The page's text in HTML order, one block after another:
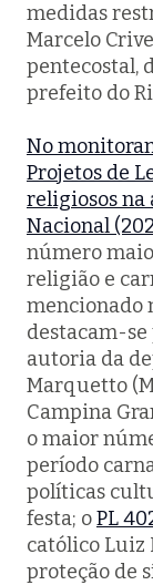
medidas
Marcelo
pentecostal,
prefeito do
No
Projetos de
religiosos na
Nacional
número
religião e
mencionado
destacam-se
autoria da
Marquetto
Campina
o maior
período
políticas
festa; oPL
católico Luiz
proteção de